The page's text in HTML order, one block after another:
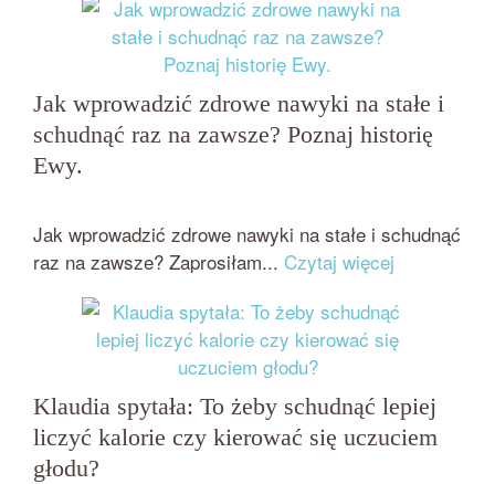
Jak wprowadzić zdrowe nawyki na stałe i
schudnąć raz na zawsze? Poznaj historię
Ewy.
Jak wprowadzić zdrowe nawyki na stałe i schudnąć
raz na zawsze? Zaprosiłam... Czytaj więcej
Klaudia spytała: To żeby schudnąć lepiej
liczyć kalorie czy kierować się uczuciem
głodu?